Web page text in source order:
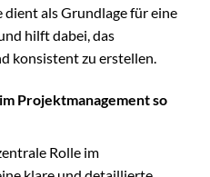
dient als Grundlage für eine
hilft dabei, das
konsistent zu erstellen.
Projektmanagement so
Rolle im